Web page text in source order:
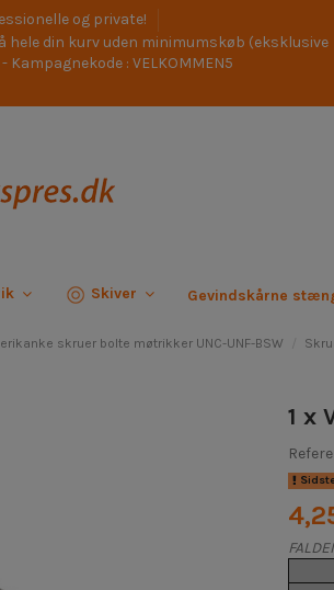
og private!
hele din kurv uden minimumskøb (eksklusive
: VELKOMMEN5
Skiver Gevindskårne
skruer bolte møtrikker UNC-UNF-BSW
1 x